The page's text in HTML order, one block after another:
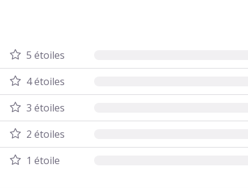
5 étoiles
4 étoiles
3 étoiles
2 étoiles
1 étoile